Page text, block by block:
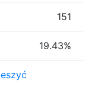
151
19.43%